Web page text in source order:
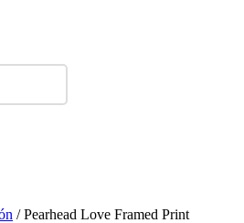
/ Pearhead Love Framed Print